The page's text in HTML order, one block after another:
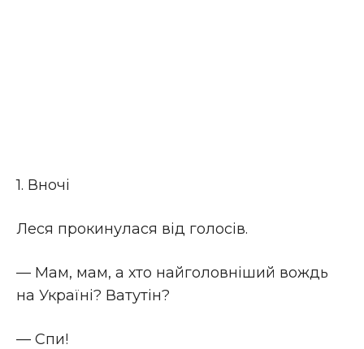
1. Вночі
Леся прокинулася від голосів.
— Мам, мам, а хто найголовніший вождь
на Україні? Ватутін?
— Спи!